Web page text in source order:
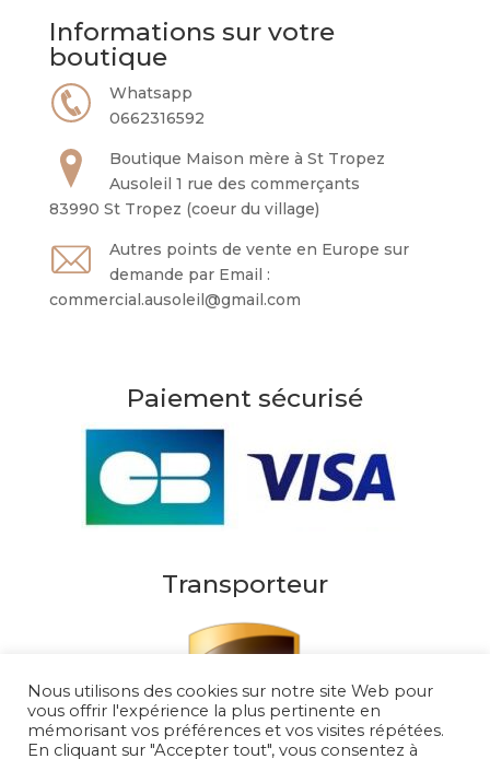
Informations sur votre
boutique
Whatsapp
0662316592
Boutique Maison mère à St Tropez
Ausoleil 1 rue des commerçants
83990 St Tropez (coeur du village)
Autres points de vente en Europe sur
demande par Email :
commercial.ausoleil@gmail.com
Paiement sécurisé
Transporteur
Nous utilisons des cookies sur notre site Web pour
vous offrir l'expérience la plus pertinente en
mémorisant vos préférences et vos visites répétées.
En cliquant sur "Accepter tout", vous consentez à